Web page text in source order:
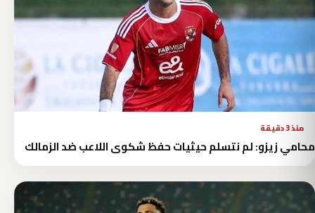
منذ 3 دقيقة
محامي زيزو: لم نتسلم حيثيات حفظ شكوى اللاعب ضد الزمالك